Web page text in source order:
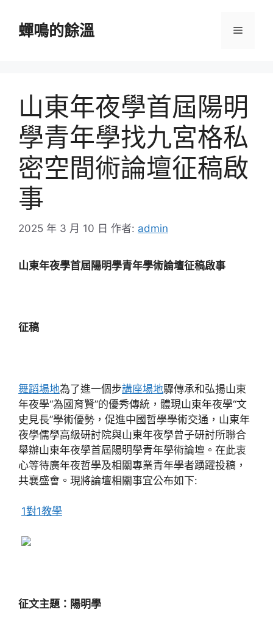
蟬鳴的餘溫 選
山東年夜學首屆陽明
學青年學找九宮格私
密空間術論壇征稿啟
事
2025 年 3 月 10 日 作者: admin
山東年夜學首屆陽明學青年學術論壇征稿啟事
征稿
舞蹈場地為了進一個步講座場地驟傳承和弘揚山東
年夜學“為國育賢”的優秀傳統，體現山東年夜學“文
史見長”學術優勢，促進中國哲學學術交通，山東年
夜學儒學高級研討院與山東年夜學曾子研討所聯合
舉辦山東年夜學首屆陽明學青年學術論壇。在此衷
心等待廣年夜哲學及相關專業青年學者踴躍投稿，
共襄盛會。現將論壇相關事宜公布如下:
1對1教學
征文主題：陽明學